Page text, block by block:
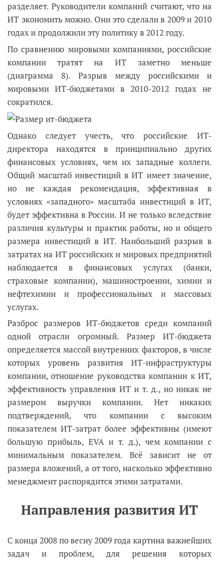
разделяет. Руководители компаний считают, что на
ИТ экономить можно. Они это сделали в 2009 и 2010
годах и продолжили эту политику в 2012 году.
По сравнению мировыми компаниями, российские
компании тратят на ИТ заметно меньше
(диаграмма 8). Разрыв между российскими и
мировыми ИТ-бюджетами в 2010-2012 годах не
сократился.
Однако следует учесть, что российские ИТ-
директора находятся в принципиально других
финансовых условиях, чем их западные коллеги.
Общий масштаб инвестиций в ИТ имеет значение,
но не каждая рекомендация, эффективная в
условиях «западного» масштаба инвестиций в ИТ,
будет эффективна в России. И не только вследствие
различия культуры и практик работы, но и общего
размера инвестиций в ИТ. Наибольший разрыв в
затратах на ИТ российских и мировых предприятий
наблюдается в финансовых услугах (банки,
страховые компании), машиностроении, химии и
нефтехимии и профессиональных и массовых
услугах.
Разброс размеров ИТ-бюджетов среди компаний
одной отрасли огромный. Размер ИТ-бюджета
определяется массой внутренних факторов, в числе
которых уровень развития ИТ-инфраструктуры
компании, отношение руководства компании к ИТ,
эффективность управления ИТ и т. д., но никак не
размером выручки компании. Нет никаких
подтверждений, что компании с высоким
показателем ИТ-затрат более эффективны (имеют
большую прибыль, EVA и т. д.), чем компании с
минимальным показателем. Всё зависит не от
размера вложений, а от того, насколько эффективно
менеджмент распорядится этими затратами.
Направления развития ИТ
С конца 2008 по весну 2009 года картина важнейших
задач и проблем, для решения которых